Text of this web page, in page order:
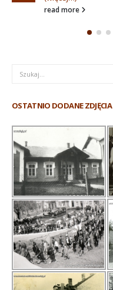
read more
OSTATNIO DODANE ZDJĘCIA